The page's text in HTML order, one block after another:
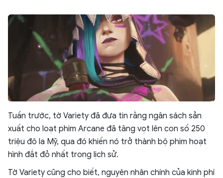
Tuần trước, tờ Variety đã đưa tin rằng ngân sách sản
xuất cho loạt phim Arcane đã tăng vọt lên con số 250
triệu đô la Mỹ, qua đó khiến nó trở thành bộ phim hoạt
hình đắt đỏ nhất trong lịch sử.
Tờ Variety cũng cho biết, nguyên nhân chính của kinh phí